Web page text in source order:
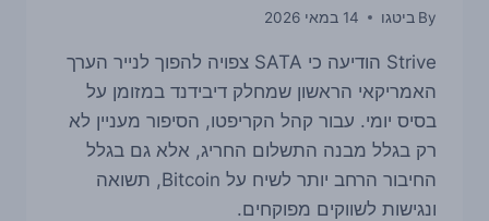
By ביטגו 14 במאי 2026
Strive הודיעה כי SATA צפויה להפוך לנייר הערך
האמריקאי הראשון שמחלק דיבידנד במזומן על
בסיס יומי. עבור קהל הקריפטו, הסיפור מעניין לא
רק בגלל מבנה התשלום החריג, אלא גם בגלל
החיבור הרחב יותר לשיח על Bitcoin, תשואה
ונגישות לשווקים מפוקחים.